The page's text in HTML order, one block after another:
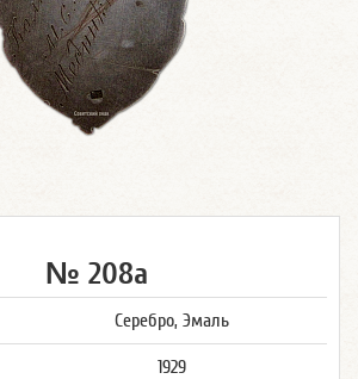
№ 208а
Серебро, Эмаль
1929